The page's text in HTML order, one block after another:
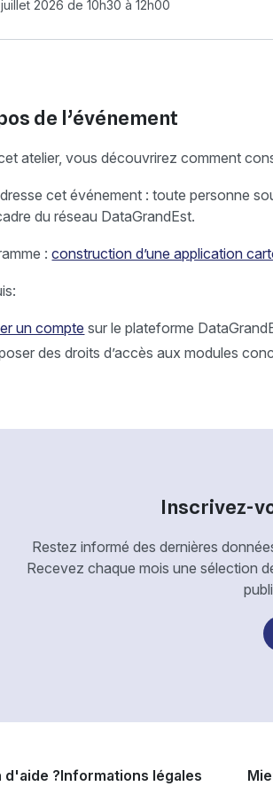
2026 de 10h30 à 12h00
de l’événement
atelier, vous découvrirez comment
cet événement : toute personne
du réseau DataGrandEst.
:construction d’une application
un compte sur le plateforme
des droits d’accès aux modules
Inscrivez-
Restez informé des dernières
Recevez chaque mois une sélection
d'aide ?Informations légales